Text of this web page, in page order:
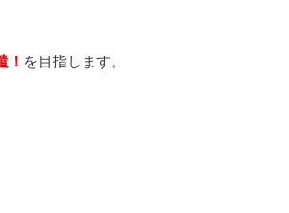
！ を目指します。